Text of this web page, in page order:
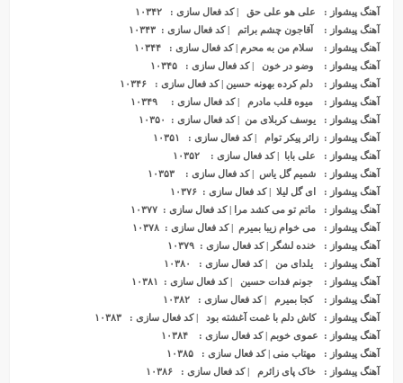
آهنگ پیشواز : علی هو علی حق | کد فعال سازی : ۱۰۳۴۲
آهنگ پیشواز : آقاجون چشم براتم | کد فعال سازی : ۱۰۳۴۳
آهنگ پیشواز : سلام من به محرم | کد فعال سازی : ۱۰۳۴۴
آهنگ پیشواز : وضو در خون | کد فعال سازی : ۱۰۳۴۵
آهنگ پیشواز : دلم کرده بهونه حسین | کد فعال سازی : ۱۰۳۴۶
آهنگ پیشواز : میوه قلب مادرم | کد فعال سازی : ۱۰۳۴۹
آهنگ پیشواز : یوسف کربلای من | کد فعال سازی : ۱۰۳۵۰
آهنگ پیشواز : زائر پیکر توام | کد فعال سازی : ۱۰۳۵۱
آهنگ پیشواز : علی بابا | کد فعال سازی : ۱۰۳۵۲
آهنگ پیشواز : شمیم گل یاس | کد فعال سازی : ۱۰۳۵۳
آهنگ پیشواز : ای گل لیلا | کد فعال سازی : ۱۰۳۷۶
آهنگ پیشواز : ماتم تو می کشد مرا | کد فعال سازی : ۱۰۳۷۷
آهنگ پیشواز : می خوام زیبا بمیرم | کد فعال سازی : ۱۰۳۷۸
آهنگ پیشواز : خنده لشگر | کد فعال سازی : ۱۰۳۷۹
آهنگ پیشواز : یلدای من | کد فعال سازی : ۱۰۳۸۰
آهنگ پیشواز : جونم فدات حسین | کد فعال سازی : ۱۰۳۸۱
آهنگ پیشواز : کجا بمیرم | کد فعال سازی : ۱۰۳۸۲
آهنگ پیشواز : کاش دلم با غمت آغشته بود | کد فعال سازی : ۱۰۳۸۳
آهنگ پیشواز : عموی خوبم | کد فعال سازی : ۱۰۳۸۴
آهنگ پیشواز : مهتاب منی | کد فعال سازی : ۱۰۳۸۵
آهنگ پیشواز : خاک پای زائرم | کد فعال سازی : ۱۰۳۸۶